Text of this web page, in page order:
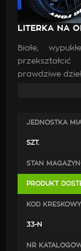
LITERKA NA
Białe,
prawdziwe
walczyć z
bocznej opony.
technologią
TredWear
UWAGA !
TredWear
JEDNOSTKA
SZT.
STAN
PRODUKT
KOD KRESKOWY
33-N
NR